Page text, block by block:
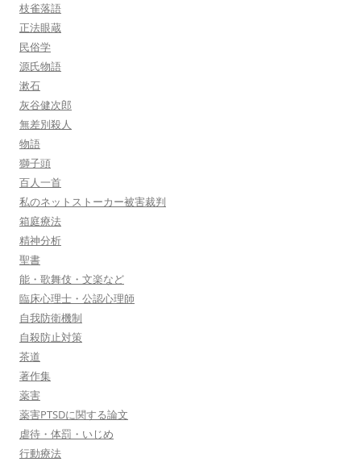
枝雀落語
正法眼蔵
民俗学
源氏物語
漱石
灰谷健次郎
無差別殺人
物語
獅子頭
百人一首
私のネットストーカー被害裁判
箱庭療法
精神分析
聖書
能・歌舞伎・文楽など
臨床心理士・公認心理師
自我防衛機制
自殺防止対策
茶道
著作集
薬害
薬害PTSDに関する論文
虐待・体罰・いじめ
行動療法